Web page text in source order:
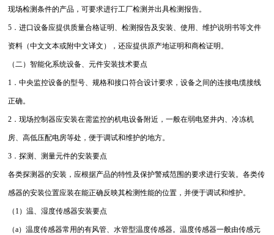
现场检测条件的产品，可要求进行工厂检测并出具检测报告。
5．进口设备应提供质量合格证明、检测报告及安装、使用、维护说明书等文件
资料（中文文本或附中文译文），还应提供原产地证明和商检证明。
（二）智能化系统设备、元件安装技术要点
1．中央监控设备的型号、规格和接口符合设计要求，设备之间的连接电缆接线
正确。
2．现场控制器应安装在需监控的机电设备附近，一般在弱电竖井内、冷冻机
房、高低压配电房等处，便于调试和维护的地方。
3．探测、测量元件的安装要点
各类探测器的安装，应根据产品的特性及保护警戒范围的要求进行安装。各类传
感器的安装位置应装在能正确反映其检测性能的位置，并便于调试和维护。
（1）温、湿度传感器安装要点
（a）温度传感器常用的有风管、水管型温度传感器。温度传感器一般由传感元